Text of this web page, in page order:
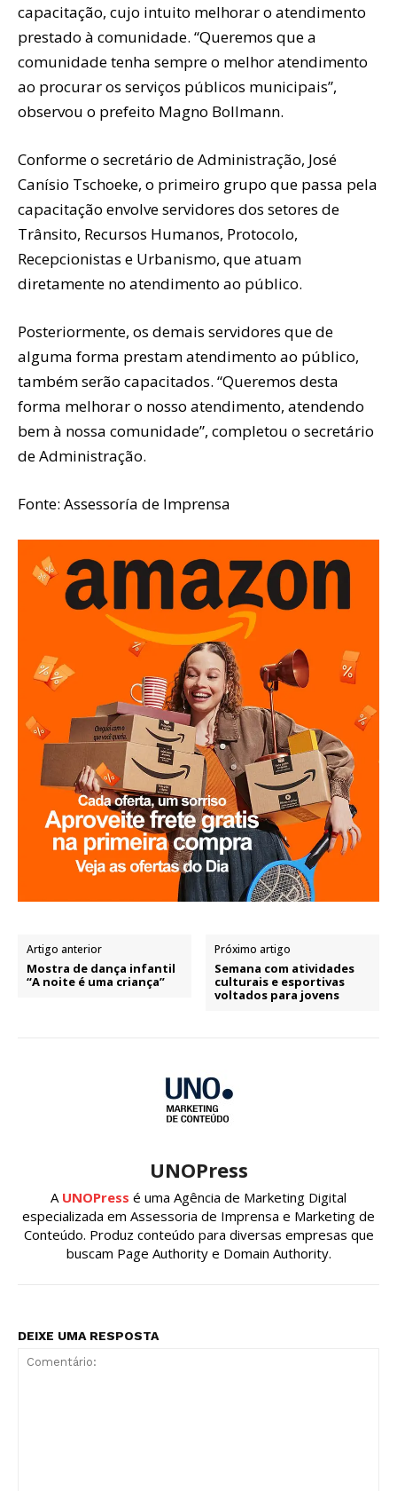
capacitação, cujo intuito melhorar o atendimento
prestado à comunidade. “Queremos que a
comunidade tenha sempre o melhor atendimento
ao procurar os serviços públicos municipais”,
observou o prefeito Magno Bollmann.
Conforme o secretário de Administração, José
Canísio Tschoeke, o primeiro grupo que passa pela
capacitação envolve servidores dos setores de
Trânsito, Recursos Humanos, Protocolo,
Recepcionistas e Urbanismo, que atuam
diretamente no atendimento ao público.
Posteriormente, os demais servidores que de
alguma forma prestam atendimento ao público,
também serão capacitados. “Queremos desta
forma melhorar o nosso atendimento, atendendo
bem à nossa comunidade”, completou o secretário
de Administração.
Fonte: Assessoría de Imprensa
Artigo anterior
Mostra de dança infantil
“A noite é uma criança”
Próximo artigo
Semana com atividades
culturais e esportivas
voltados para jovens
UNOPress
A UNOPress é uma Agência de Marketing Digital
especializada em Assessoria de Imprensa e Marketing de
Conteúdo. Produz conteúdo para diversas empresas que
buscam Page Authority e Domain Authority.
DEIXE UMA RESPOSTA